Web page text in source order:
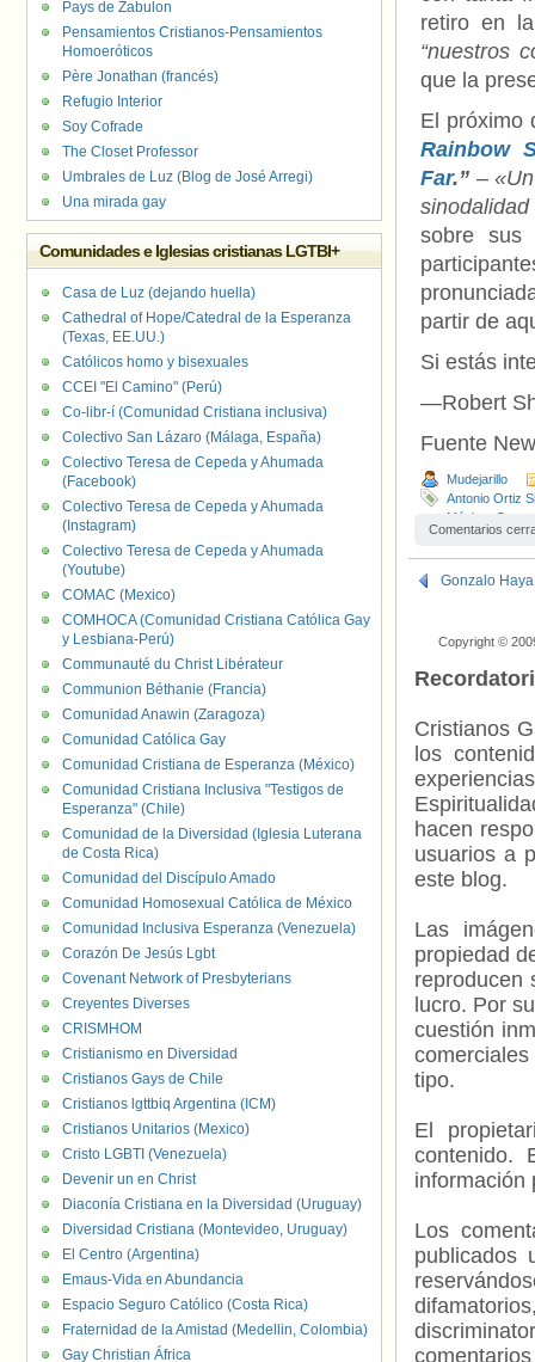
retiro en
“nuestros
que la
El próximo
Rainbow
Far.” –
sobre sus
partir de
Si estás
—Robert
Fuente
Mudejarillo
Antonio Ortiz
México
Malta,
Comentarios
Gonzalo
Copyright ©
Cristianos
los
hacen
usuarios a
este blog.
Las
propiedad
reproducen
lucro. Por
cuestión
tipo.
El
contenido.
información
Los
publicados
Pays de Zabulon
Pensamientos Cristianos-Pensamientos
Homoeróticos
Père Jonathan (francés)
Refugio Interior
Soy Cofrade
The Closet Professor
Umbrales de Luz (Blog de José Arregi)
Una mirada gay
Comunidades e Iglesias cristianas LGTBI+
Casa de Luz (dejando huella)
Cathedral of Hope/Catedral de la Esperanza
(Texas, EE.UU.)
Católicos homo y bisexuales
CCEI "El Camino" (Perú)
Co-libr-í (Comunidad Cristiana inclusiva)
Colectivo San Lázaro (Málaga, España)
Colectivo Teresa de Cepeda y Ahumada
(Facebook)
Colectivo Teresa de Cepeda y Ahumada
(Instagram)
Colectivo Teresa de Cepeda y Ahumada
(Youtube)
COMAC (Mexico)
COMHOCA (Comunidad Cristiana Católica Gay
y Lesbiana-Perú)
Communauté du Christ Libérateur
Communion Béthanie (Francia)
Comunidad Anawin (Zaragoza)
Comunidad Católica Gay
Comunidad Cristiana de Esperanza (México)
Comunidad Cristiana Inclusiva "Testigos de
Esperanza" (Chile)
Comunidad de la Diversidad (Iglesia Luterana
de Costa Rica)
Comunidad del Discípulo Amado
Comunidad Homosexual Católica de México
Comunidad Inclusiva Esperanza (Venezuela)
Corazón De Jesús Lgbt
Covenant Network of Presbyterians
Creyentes Diverses
CRISMHOM
Cristianismo en Diversidad
Cristianos Gays de Chile
Cristianos lgttbiq Argentina (ICM)
Cristianos Unitarios (Mexico)
Cristo LGBTI (Venezuela)
Devenir un en Christ
Diaconía Cristiana en la Diversidad (Uruguay)
Diversidad Cristiana (Montevideo, Uruguay)
El Centro (Argentina)
Emaus-Vida en Abundancia
Espacio Seguro Católico (Costa Rica)
Fraternidad de la Amistad (Medellin, Colombia)
Gay Christian África